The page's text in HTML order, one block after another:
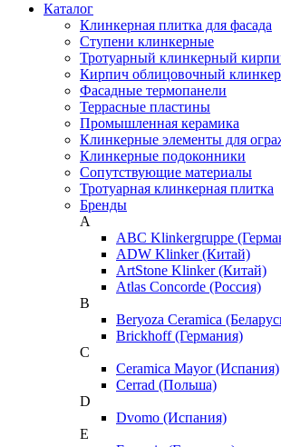
Каталог
Клинкерная плитка для фасада
Ступени клинкерные
Тротуарный клинкерный
Кирпич облицовочный
Фасадные термопанели
Террасные пластины
Промышленная керамика
Клинкерные элементы для
Клинкерные подоконники
Сопутствующие материалы
Тротуарная клинкерная плитка
Бренды
A
ABC Klinkergruppe
ADW Klinker (Китай)
ArtStone Klinker (Китай)
Atlas Concorde (Россия)
B
Beryoza Ceramica
Brickhoff (Германия)
C
Ceramica Mayor (Испания)
Cerrad (Польша)
D
Dvomo (Испания)
E